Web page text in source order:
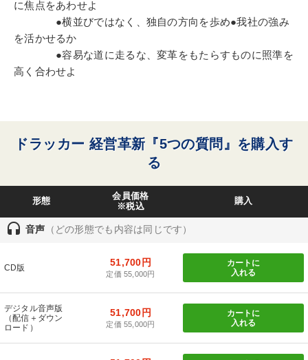
に焦点をあわせよ
●横並びではなく、独自の方向を歩め●我社の強み
を活かせるか
●容易な道に走るな、変革をもたらすものに照準を
高く合わせよ
ドラッカー 経営革新『5つの質問』を購入す
る
形態
会員価格
※税込
購入
headset 音声 （どの形態でも内容は同じです）
CD版 51,700円
定価 55,000円
カートに
入れる
デジタル音声版
（配信＋ダウン
ロード）
51,700円
定価 55,000円
カートに
入れる